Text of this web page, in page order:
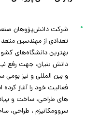
تعدادی از مهندسین
بهترین دانشگاه‌های
دانش بنیان، جهت رفع
و بین المللی و نیز
فعالیت خود را آغاز
های طراحی، ساخت و
سروومکانیزم ، طراحی،